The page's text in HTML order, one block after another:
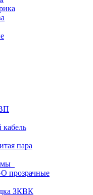
кабель
пара
прозрачные
ЗКВК